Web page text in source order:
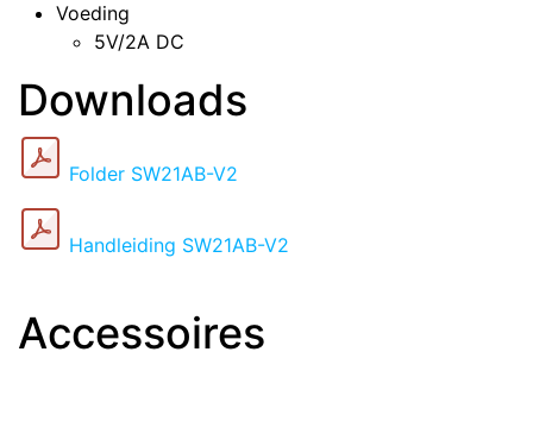
Voeding
5V/2A DC
Downloads
Folder SW21AB-V2
Handleiding SW21AB-V2
Accessoires